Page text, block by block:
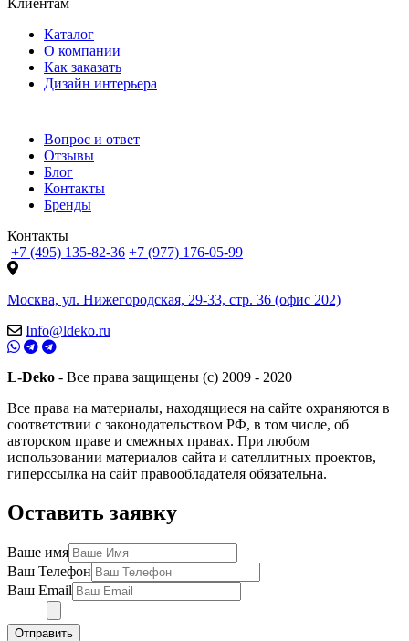
Каталог
О компании
Как заказать
Дизайн интерьера
Вопрос и ответ
Отзывы
Блог
Контакты
Бренды
Контакты
+7 (495) 135-82-36 +7 (977) 176-05-99
Москва, ул. Нижегородская, 29-33, стр. 36 (офис 202)
Info@ldeko.ru
L-Deko - Все права защищены (c) 2009 - 2020
Все права на материалы, находящиеся на сайте охраняются в
соответствии с законодательством РФ, в том числе, об
авторском праве и смежных правах. При любом
использовании материалов сайта и сателлитных проектов,
гиперссылка на сайт правообладателя обязательна.
Оставить заявку
Ваше имя
Ваш Телефон
Ваш Email
Отправить